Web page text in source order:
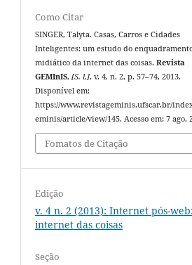
Como Citar
SINGER, Talyta. Casas, Carros e Cidades
Inteligentes: um estudo do
midiático da internet das coisas.Revista
GEMInIS,[S. l.], v. 4, n. 2, p. 57–74, 2013.
Disponível em:
https://www.revistageminis.ufscar.br/
eminis/article/view/145. Acesso em: 7 ago.
Fomatos de Citação
Edição
v. 4 n. 2 (2013): Internet pós-
internet das coisas
Seção